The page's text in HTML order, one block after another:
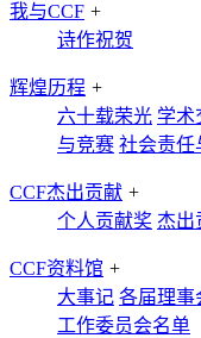
我与CCF +
诗作祝贺
辉煌历程 +
六十载荣光 学术
与竞赛 社会责任
CCF杰出贡献 +
个人贡献奖 杰出
CCF资料馆 +
大事记 各届理事
工作委员会名单